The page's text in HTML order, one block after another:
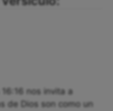
16:16 nos invita a
de Dios son como un